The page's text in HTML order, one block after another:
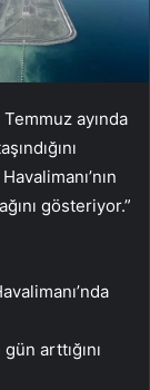
ayında
gösteriyor.”
arttığını